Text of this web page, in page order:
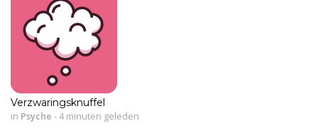
Verzwaringsknuffel
in Psyche -4 minuten geleden